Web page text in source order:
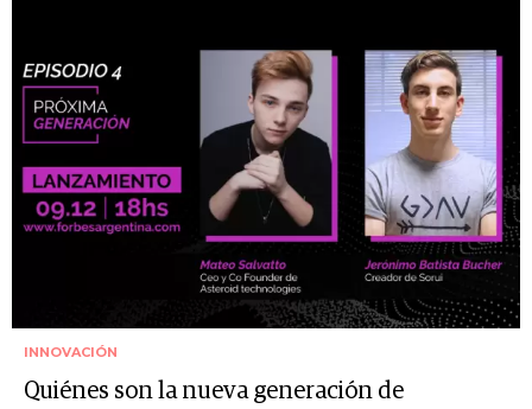
INNOVACIÓN
Quiénes son la nueva generación de